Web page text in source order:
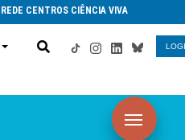
REDE CENTROS CIÊNCIA VIVA